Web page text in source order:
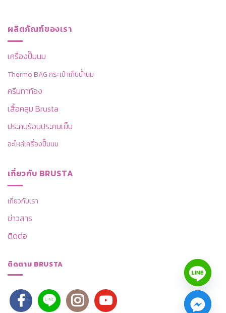
ผลิตภัณฑ์ของเรา
เครื่องปั๊มนม
Thermo BAG กระเป๋าเก็บน้ำนม
ครีมทาท้อง
เสื้อคลุม Brusta
ประคบร้อนประคบเย็น
อะไหล่เครื่องปั๊มนม
เกี่ยวกับ BRUSTA
เกี่ยวกับเรา
ข่าวสาร
ติดต่อ
ติดตาม BRUSTA